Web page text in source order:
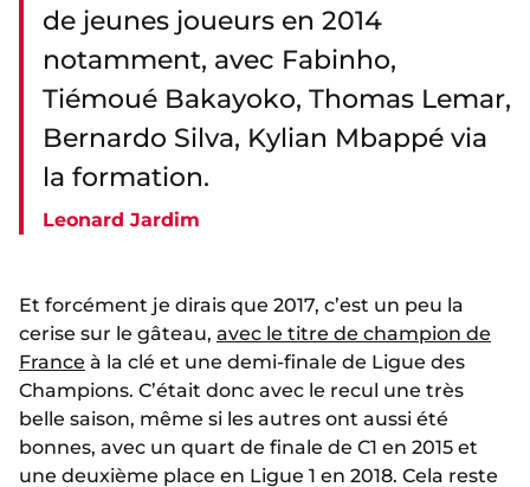
de jeunes joueurs en 2014
notamment, avec Fabinho,
Tiémoué Bakayoko, Thomas Lemar,
Bernardo Silva, Kylian Mbappé via
la formation.
Leonard Jardim
Et forcément je dirais que 2017, c’est un peu la
cerise sur le gâteau, avec le titre de champion de
France à la clé et une demi-finale de Ligue des
Champions. C’était donc avec le recul une très
belle saison, même si les autres ont aussi été
bonnes, avec un quart de finale de C1 en 2015 et
une deuxième place en Ligue 1 en 2018. Cela reste